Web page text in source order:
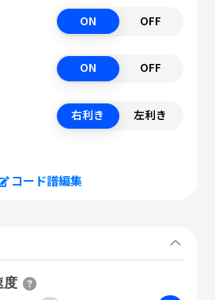
ON OFF
ON OFF
右利き 左利き
コード譜編集
度